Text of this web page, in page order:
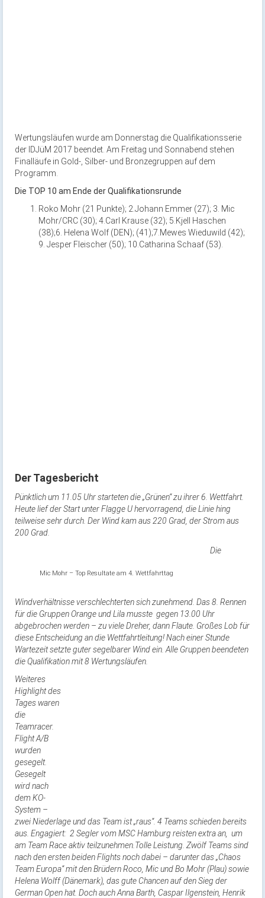
Wertungsläufen wurde am Donnerstag die Qualifikationsserie
der IDJüM 2017 beendet. Am Freitag und Sonnabend stehen
Finalläufe in Gold-, Silber- und Bronzegruppen auf dem
Programm.
Die TOP 10 am Ende der Qualifikationsrunde
Roko Mohr (21 Punkte); 2.Johann Emmer (27); 3. Mic
Mohr/CRC (30); 4.Carl Krause (32); 5.Kjell Haschen
(38);6. Helena Wolf (DEN); (41);7.Mewes Wieduwild (42);
9. Jesper Fleischer (50); 10.Catharina Schaaf (53).
Der Tagesbericht
Pünktlich um 11.05 Uhr starteten die „Grünen“ zu ihrer 6. Wettfahrt.
Heute lief der Start unter Flagge U hervorragend, die Linie hing
teilweise sehr durch. Der Wind kam aus 220 Grad, der Strom aus
200 Grad.
Mic Mohr – Top Resultate am 4. Wettfahrttag
Die
Windverhältnisse verschlechterten sich zunehmend. Das 8. Rennen
für die Gruppen Orange und Lila musste gegen 13.00 Uhr
abgebrochen werden – zu viele Dreher, dann Flaute. Großes Lob für
diese Entscheidung an die Wettfahrtleitung! Nach einer Stunde
Wartezeit setzte guter segelbarer Wind ein. Alle Gruppen beendeten
die Qualifikation mit 8 Wertungsläufen.
Weiteres
Highlight des
Tages waren
die
Teamracer.
Flight A/B
wurden
gesegelt.
Gesegelt
wird nach
dem KO-
System –
zwei Niederlage und das Team ist „raus“. 4 Teams schieden bereits
aus. Engagiert: 2 Segler vom MSC Hamburg reisten extra an, um
am Team Race aktiv teilzunehmen.Tolle Leistung. Zwölf Teams sind
nach den ersten beiden Flights noch dabei – darunter das „Chaos
Team Europa“ mit den Brüdern Roco, Mic und Bo Mohr (Plau) sowie
Helena Wolff (Dänemark), das gute Chancen auf den Sieg der
German Open hat. Doch auch Anna Barth, Caspar Ilgenstein, Henrik